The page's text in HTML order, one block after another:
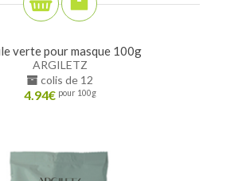
verte pour masque 100g
ARGILETZ
colis de 12
4.94€ pour 100g